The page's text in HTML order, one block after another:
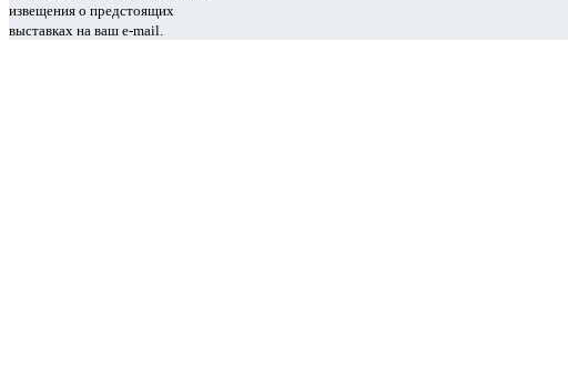
извещения о предстоящих
выставках на ваш e-mail.